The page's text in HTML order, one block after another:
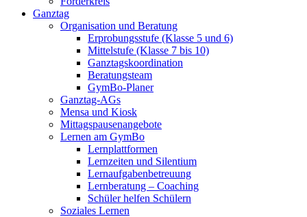
Ganztag
Organisation und Beratung
Erprobungsstufe (Klasse 5 und 6)
Mittelstufe (Klasse 7 bis 10)
Ganztagskoordination
Beratungsteam
GymBo-Planer
Ganztag-AGs
Mensa und Kiosk
Mittagspausenangebote
Lernen am GymBo
Lernplattformen
Lernzeiten und Silentium
Lernaufgabenbetreuung
Lernberatung – Coaching
Schüler helfen Schülern
Soziales Lernen